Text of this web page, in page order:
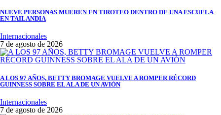
NUEVE PERSONAS MUEREN EN TIROTEO DENTRO DE UNA ESCUELA
EN TAILANDIA
Internacionales
7 de agosto de 2026
A LOS 97 AÑOS, BETTY BROMAGE VUELVE A ROMPER RÉCORD
GUINNESS SOBRE EL ALA DE UN AVIÓN
Internacionales
7 de agosto de 2026